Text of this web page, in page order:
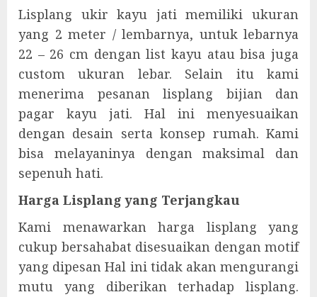
Lisplang ukir kayu jati memiliki ukuran
yang 2 meter / lembarnya, untuk lebarnya
22 – 26 cm dengan list kayu atau bisa juga
custom ukuran lebar. Selain itu kami
menerima pesanan lisplang bijian dan
pagar kayu jati. Hal ini menyesuaikan
dengan desain serta konsep rumah. Kami
bisa melayaninya dengan maksimal dan
sepenuh hati.
Harga Lisplang yang Terjangkau
Kami menawarkan harga lisplang yang
cukup bersahabat disesuaikan dengan motif
yang dipesan Hal ini tidak akan mengurangi
mutu yang diberikan terhadap lisplang.